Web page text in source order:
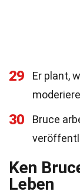
29
Er plant,
30
Bruce
Ken
Leben